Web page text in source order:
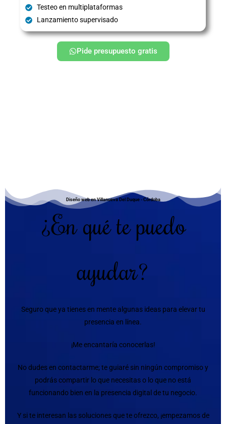
Testeo en multiplataformas
Lanzamiento supervisado
Pide presupuesto gratis
Diseño web en Villanueva Del Duque - Córdoba
¿En qué te puedo
ayudar?
Seguro que ya tienes en mente algunas ideas para elevar tu
presencia en línea.
¡Me encantaría conocerlas!
No dudes en contactarme; te guiaré sin ningún compromiso y
podrás compartir lo que necesitas o lo que no está
funcionando bien en la presencia digital de tu negocio.
Y si te interesan las soluciones que te ofrezco, ¡empezamos de